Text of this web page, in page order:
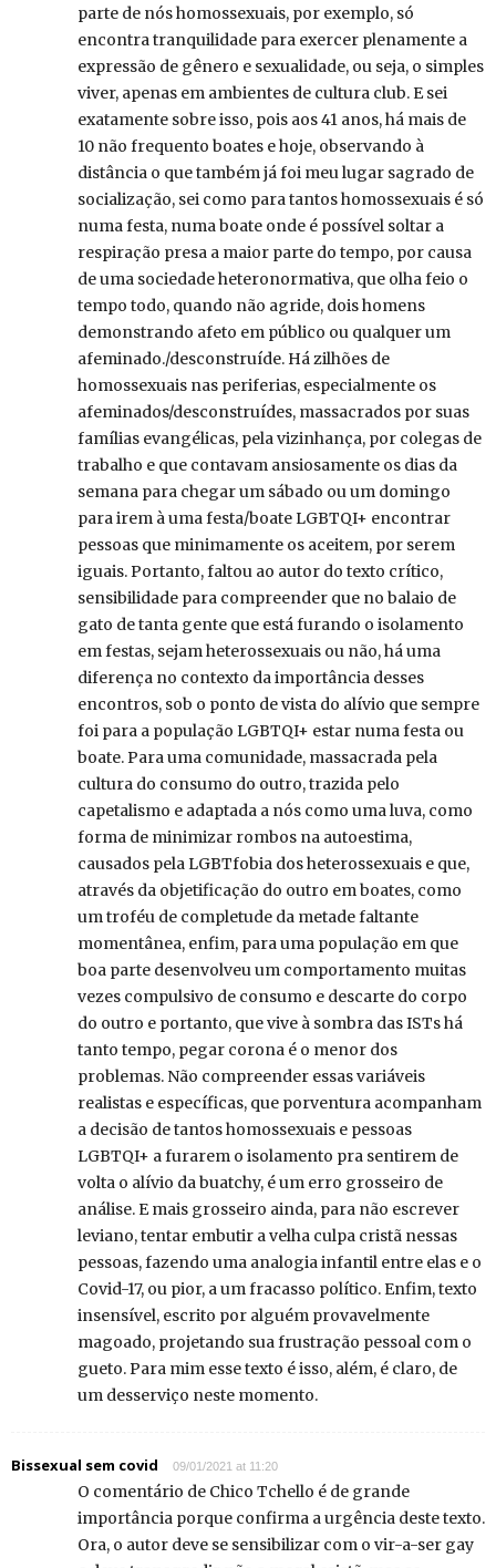
parte de nós homossexuais, por exemplo, só
encontra tranquilidade para exercer plenamente a
expressão de gênero e sexualidade, ou seja, o simples
viver, apenas em ambientes de cultura club. E sei
exatamente sobre isso, pois aos 41 anos, há mais de
10 não frequento boates e hoje, observando à
distância o que também já foi meu lugar sagrado de
socialização, sei como para tantos homossexuais é só
numa festa, numa boate onde é possível soltar a
respiração presa a maior parte do tempo, por causa
de uma sociedade heteronormativa, que olha feio o
tempo todo, quando não agride, dois homens
demonstrando afeto em público ou qualquer um
afeminado./desconstruíde. Há zilhões de
homossexuais nas periferias, especialmente os
afeminados/desconstruídes, massacrados por suas
famílias evangélicas, pela vizinhança, por colegas de
trabalho e que contavam ansiosamente os dias da
semana para chegar um sábado ou um domingo
para irem à uma festa/boate LGBTQI+ encontrar
pessoas que minimamente os aceitem, por serem
iguais. Portanto, faltou ao autor do texto crítico,
sensibilidade para compreender que no balaio de
gato de tanta gente que está furando o isolamento
em festas, sejam heterossexuais ou não, há uma
diferença no contexto da importância desses
encontros, sob o ponto de vista do alívio que sempre
foi para a população LGBTQI+ estar numa festa ou
boate. Para uma comunidade, massacrada pela
cultura do consumo do outro, trazida pelo
capetalismo e adaptada a nós como uma luva, como
forma de minimizar rombos na autoestima,
causados pela LGBTfobia dos heterossexuais e que,
através da objetificação do outro em boates, como
um troféu de completude da metade faltante
momentânea, enfim, para uma população em que
boa parte desenvolveu um comportamento muitas
vezes compulsivo de consumo e descarte do corpo
do outro e portanto, que vive à sombra das ISTs há
tanto tempo, pegar corona é o menor dos
problemas. Não compreender essas variáveis
realistas e específicas, que porventura acompanham
a decisão de tantos homossexuais e pessoas
LGBTQI+ a furarem o isolamento pra sentirem de
volta o alívio da buatchy, é um erro grosseiro de
análise. E mais grosseiro ainda, para não escrever
leviano, tentar embutir a velha culpa cristã nessas
pessoas, fazendo uma analogia infantil entre elas e o
Covid-17, ou pior, a um fracasso político. Enfim, texto
insensível, escrito por alguém provavelmente
magoado, projetando sua frustração pessoal com o
gueto. Para mim esse texto é isso, além, é claro, de
um desserviço neste momento.
Bissexual sem covid 09/01/2021 at 11:20
O comentário de Chico Tchello é de grande
importância porque confirma a urgência deste texto.
Ora, o autor deve se sensibilizar com o vir-a-ser gay